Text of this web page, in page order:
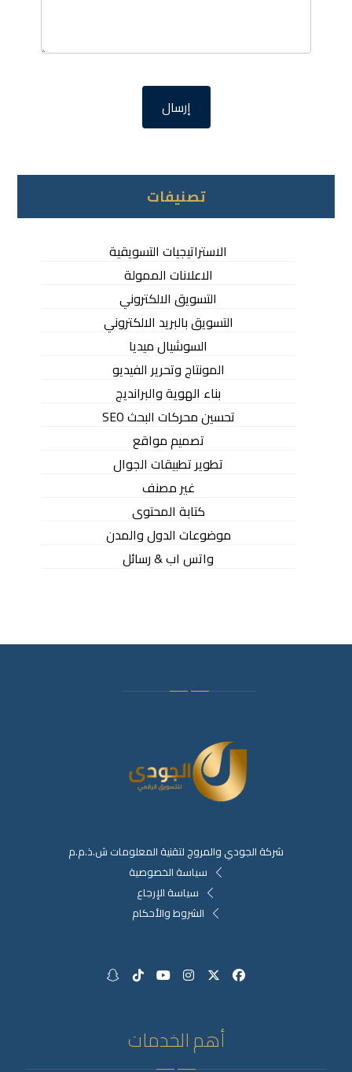
تصنيفات
الاستراتيجيات التسويقية
الاعلانات الممولة
التسويق الالكتروني
التسويق بالبريد الالكتروني
السوشيال ميديا
المونتاج وتحرير الفيديو
بناء الهوية والبرانديج
تحسين محركات البحث SEO
تصميم مواقع
تطوير تطبيقات الجوال
غير مصنف
كتابة المحتوى
موضوعات الدول والمدن
واتس اب & رسائل
شركة الجودي والمروج لتقنية المعلومات ش.ذ.م.م
سياسة الخصوصية
سياسة الإرجاع
الشروط والأحكام
أهم الخدمات